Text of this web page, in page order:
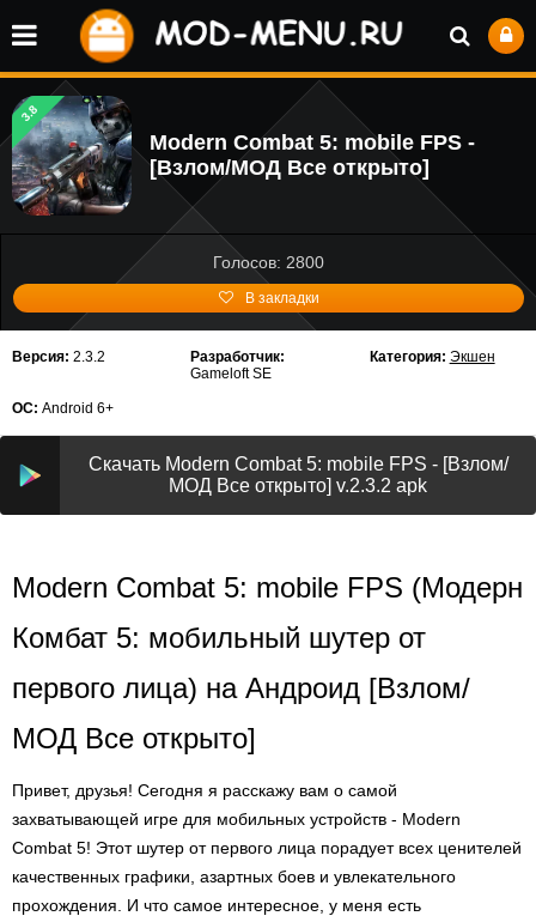
3.8
Modern Combat 5: mobile FPS -
[Взлом/МОД Все открыто]
Голосов: 2800
В закладки
Версия: 2.3.2
Разработчик:
Gameloft SE
Категория: Экшен
ОС: Android 6+
Скачать Modern Combat 5: mobile FPS - [Взлом/
МОД Все открыто] v.2.3.2 apk
Modern Combat 5: mobile FPS (Модерн
Комбат 5: мобильный шутер от
первого лица) на Андроид [Взлом/
МОД Все открыто]
Привет, друзья! Сегодня я расскажу вам о самой
захватывающей игре для мобильных устройств - Modern
Combat 5! Этот шутер от первого лица порадует всех ценителей
качественных графики, азартных боев и увлекательного
прохождения. И что самое интересное, у меня есть